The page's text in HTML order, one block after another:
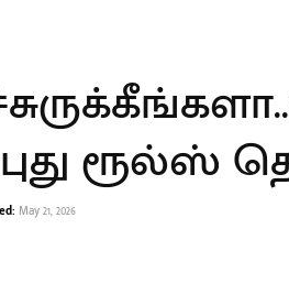
ரூல்ஸ்
May 21, 2026